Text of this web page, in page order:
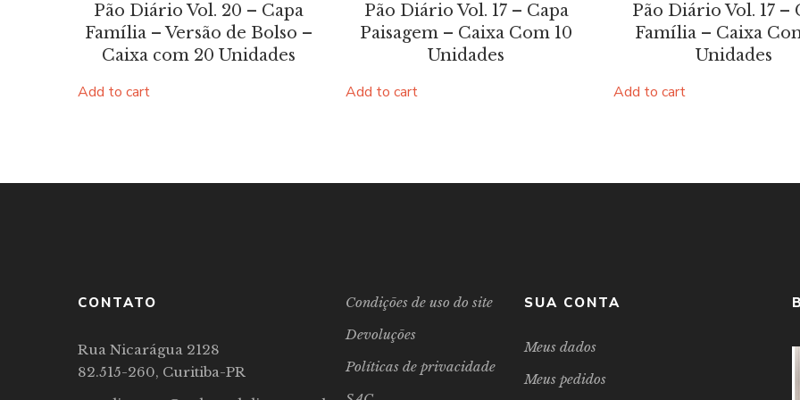
Pão Diário Vol. 20 – Capa
Família – Versão de Bolso –
Caixa com 20 Unidades
Add to cart
Pão Diário Vol. 17 – Capa
Paisagem – Caixa Com 10
Unidades
Add to cart
Pão Diário Vol. 17 –
Família – Caixa
Unidades
Add to cart
CONTATO
Rua Nicarágua 2128
82.515-260, Curitiba-PR
Condições de uso do site
Devoluções
Políticas de privacidade
SUA CONTA
Meus dados
Meus pedidos